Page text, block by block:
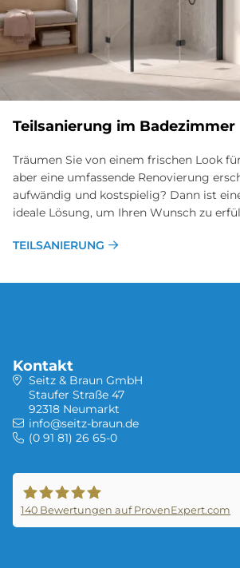
Teilsanierung im Badezimmer
Träumen Sie von einem frischen Look
aber eine umfassende Renovierung
aufwändig und kostspielig? Dann ist
ideale Lösung, um Ihren Wunsch zu
TEILSANIERUNG
Kontakt
Seitz & Braun GmbH
Staufer Straße 47
92318 Neumarkt
info@seitz-braun.de
(0 91 81) 26 65-0
140 Bewertungen auf ProvenExpert.com